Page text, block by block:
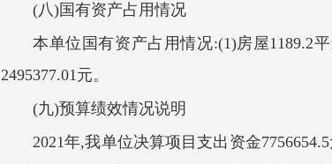
(八)国有资产占用情况
本单位国有资产占用情况:(1)房屋1189.2
2495377.01元。
(九)预算绩效情况说明
2021年,我单位决算项目支出资金